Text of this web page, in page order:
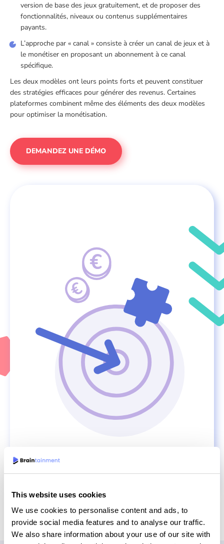
This website uses cookies
We use cookies to personalise content and ads, to
provide social media features and to analyse our traffic.
We also share information about your use of our site with
version de base des jeux gratuitement, et de proposer des
fonctionnalités, niveaux ou contenus supplémentaires
payants.
L’approche par « canal » consiste à créer un canal de jeux et à
le monétiser en proposant un abonnement à ce canal
spécifique.
Les deux modèles ont leurs points forts et peuvent constituer
des stratégies efficaces pour générer des revenus. Certaines
plateformes combinent même des éléments des deux modèles
pour optimiser la monétisation.
DEMANDEZ UNE DÉMO